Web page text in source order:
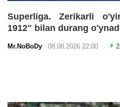
Superliga. Zerikarli
1912" bilan durang
Mr.NoBoDy 08.08.2026 22:00